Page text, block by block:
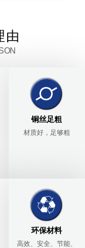
由
铜丝足粗
材质好，足够粗
环保材料
高效、安全、节能、